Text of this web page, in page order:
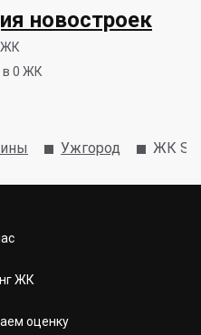
новостроек
ЖК
в 0 ЖК
Ужгород ЖК
ЖК
оценку